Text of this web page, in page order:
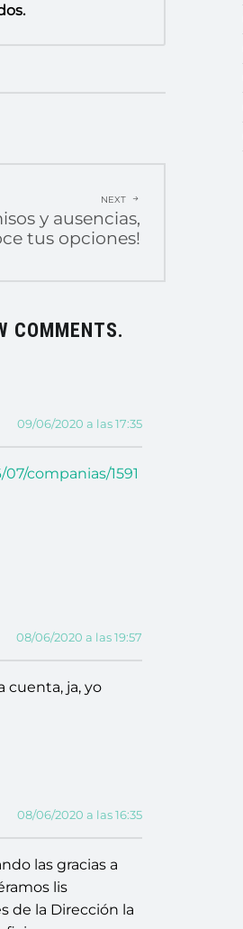
NEXT
y ausencias,
tus opciones!
COMMENTS.
09/06/2020 a las 17:35
companias/1591
08/06/2020 a las 19:57
cuenta, ja, yo
08/06/2020 a las 16:35
las gracias a
lis
de la Dirección la